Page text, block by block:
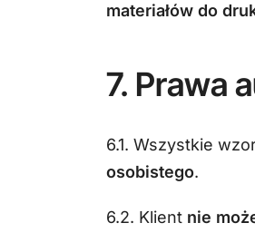
materiałów do
7. Prawa
6.1. Wszystkie
osobistego.
6.2. Klient nie